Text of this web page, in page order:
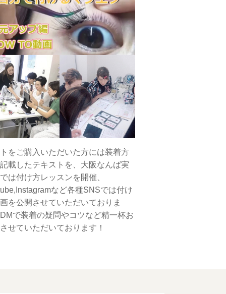
をご購入いただいた方には装着方
載したテキストを、大阪なんば実
は付け方レッスンを開催、
など各種SNSでは付け
を公開させていただいておりま
で装着の疑問やコツなど精一杯お
せていただいております！